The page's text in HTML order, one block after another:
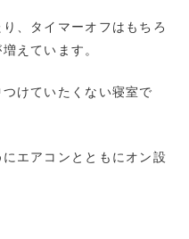
、タイマーオフはもちろ
えています。
けていたくない寝室で
エアコンとともにオン設